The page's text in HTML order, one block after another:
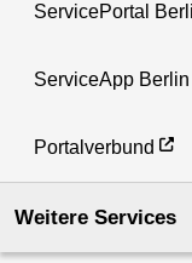
ServicePortal
ServiceApp Berlin
Portalverbund
Weitere Services